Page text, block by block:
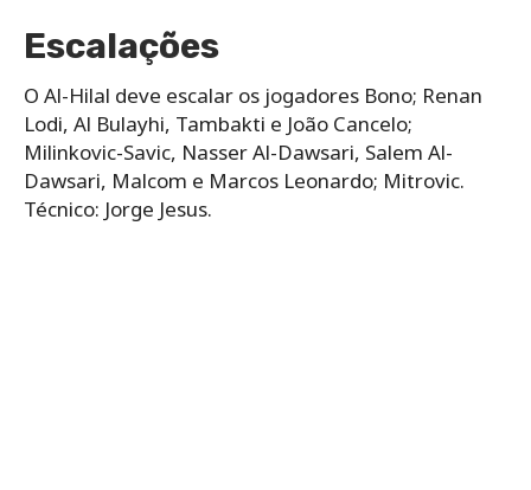
Escalações
O Al-Hilal deve escalar os jogadores Bono; Renan
Lodi, Al Bulayhi, Tambakti e João Cancelo;
Milinkovic-Savic, Nasser Al-Dawsari, Salem Al-
Dawsari, Malcom e Marcos Leonardo; Mitrovic.
Técnico: Jorge Jesus.